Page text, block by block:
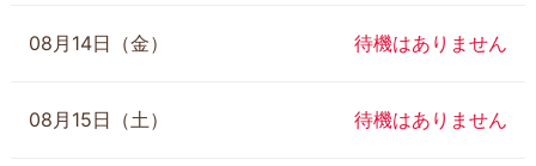
08月14日（金） 待機はありません
08月15日（土） 待機はありません